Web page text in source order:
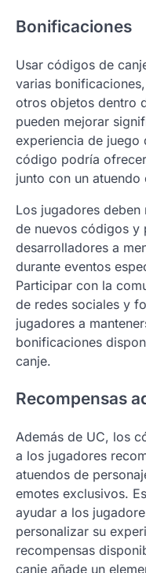
Bonificaciones
Usar códigos de
varias
otros objetos dentro
pueden mejorar
experiencia de juego
código podría
junto con un
Los jugadores deben
de nuevos códigos y
desarrolladores a
durante eventos
Participar con la
de redes sociales y
jugadores a
bonificaciones
canje.
Recompensas
Además de UC, los
a los jugadores
atuendos de
emotes exclusivos.
ayudar a los
personalizar su
recompensas
canje añade un